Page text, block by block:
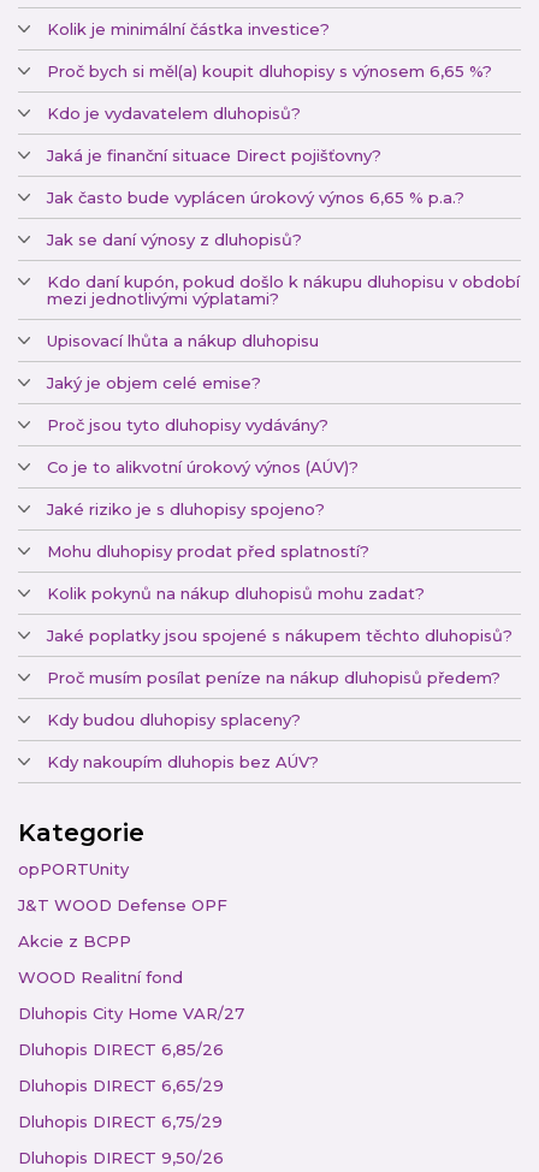
Kolik je minimální částka investice?
Proč bych si měl(a) koupit dluhopisy s výnosem 6,65 %?
Kdo je vydavatelem dluhopisů?
Jaká je finanční situace Direct pojišťovny?
Jak často bude vyplácen úrokový výnos 6,65 % p.a.?
Jak se daní výnosy z dluhopisů?
Kdo daní kupón, pokud došlo k nákupu dluhopisu v období
mezi jednotlivými výplatami?
Upisovací lhůta a nákup dluhopisu
Jaký je objem celé emise?
Proč jsou tyto dluhopisy vydávány?
Co je to alikvotní úrokový výnos (AÚV)?
Jaké riziko je s dluhopisy spojeno?
Mohu dluhopisy prodat před splatností?
Kolik pokynů na nákup dluhopisů mohu zadat?
Jaké poplatky jsou spojené s nákupem těchto dluhopisů?
Proč musím posílat peníze na nákup dluhopisů předem?
Kdy budou dluhopisy splaceny?
Kdy nakoupím dluhopis bez AÚV?
Kategorie
opPORTUnity
J&T WOOD Defense OPF
Akcie z BCPP
WOOD Realitní fond
Dluhopis City Home VAR/27
Dluhopis DIRECT 6,85/26
Dluhopis DIRECT 6,65/29
Dluhopis DIRECT 6,75/29
Dluhopis DIRECT 9,50/26